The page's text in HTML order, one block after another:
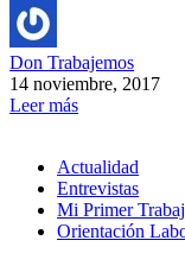
Don Trabajemos
14 noviembre, 2017
Leer más
Actualidad
Entrevistas
Mi Primer
Orientación